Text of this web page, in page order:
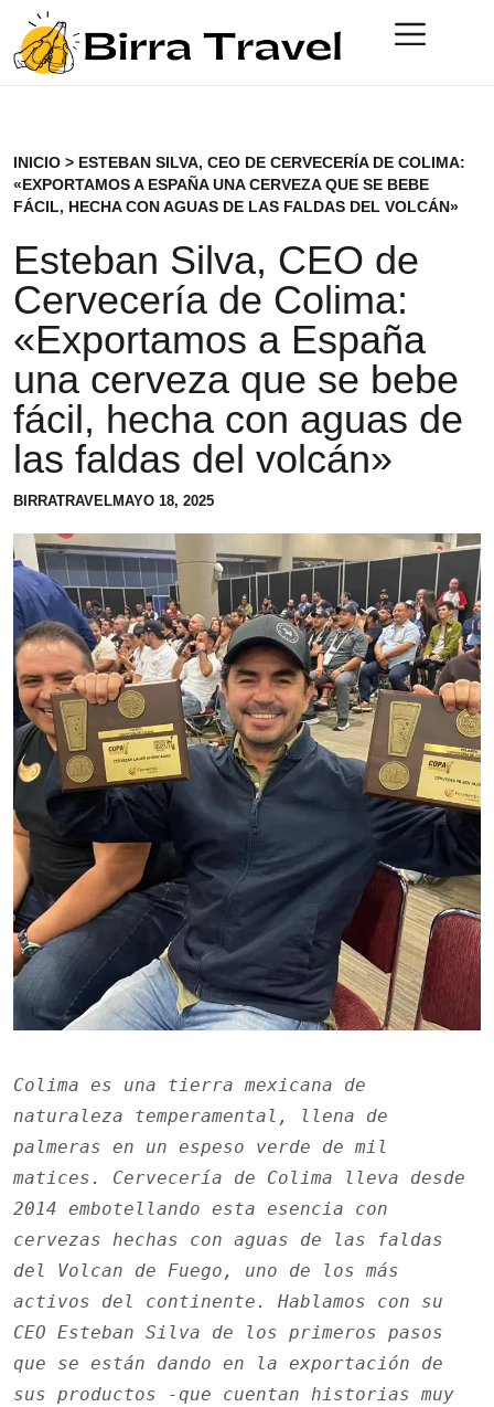
INICIO > ESTEBAN SILVA, CEO DE CERVECERÍA DE COLIMA:
«EXPORTAMOS A ESPAÑA UNA CERVEZA QUE SE BEBE
FÁCIL, HECHA CON AGUAS DE LAS FALDAS DEL VOLCÁN»
Esteban Silva, CEO de
Cervecería de Colima:
«Exportamos a España
una cerveza que se bebe
fácil, hecha con aguas de
las faldas del volcán»
BIRRATRAVELMAYO 18, 2025
Colima es una tierra mexicana de
naturaleza temperamental, llena de
palmeras en un espeso verde de mil
matices. Cervecería de Colima lleva desde
2014 embotellando esta esencia con
cervezas hechas con aguas de las faldas
del Volcan de Fuego, uno de los más
activos del continente. Hablamos con su
CEO Esteban Silva de los primeros pasos
que se están dando en la exportación de
sus productos -que cuentan historias muy